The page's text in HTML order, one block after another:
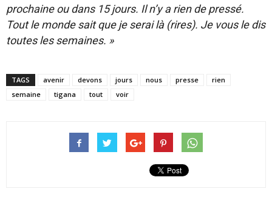
prochaine ou dans 15 jours. Il n’y a rien de pressé.
Tout le monde sait que je serai là (rires). Je vous le dis
toutes les semaines. »
TAGS avenir devons jours nous presse
rien
semaine
tigana tout voir